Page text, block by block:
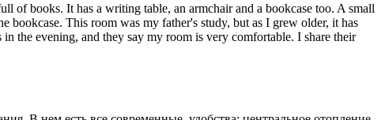
of books. It has a writing table, an armchair and a bookcase too. A small
bookcase. This room was my father's study, but as I grew older, it has
the evening, and they say my room is very comfortable. I share their